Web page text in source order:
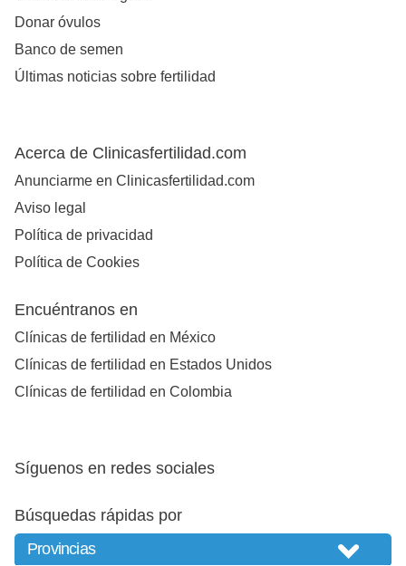
Donar óvulos
Banco de semen
Últimas noticias sobre fertilidad
Acerca de Clinicasfertilidad.com
Anunciarme en Clinicasfertilidad.com
Aviso legal
Política de privacidad
Política de Cookies
Encuéntranos en
Clínicas de fertilidad en México
Clínicas de fertilidad en Estados Unidos
Clínicas de fertilidad en Colombia
Síguenos en redes sociales
Búsquedas rápidas por